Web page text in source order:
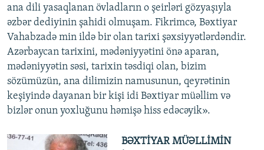
ana dili yasaqlanan övladların o şeirləri gözyaşıyla
əzbər dediyinin şahidi olmuşam. Fikrimcə, Bəxtiyar
Vahabzadə min ildə bir olan tarixi şəxsiyyətlərdəndir.
Azərbaycan tarixini, mədəniyyətini önə aparan,
mədəniyyətin səsi, tarixin təsdiqi olan, bizim
sözümüzün, ana dilimizin namusunun, qeyrətinin
keşiyində dayanan bir kişi idi Bəxtiyar müəllim və
bizlər onun yoxluğunu həmişə hiss edəcəyik».
BƏXTİYAR MÜƏLLİMİN